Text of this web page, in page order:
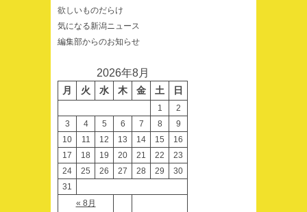
欲しいものだらけ
気になる新潟ニュース
編集部からのお知らせ
2026年8月
月 火 水 木 金 土 日
« 8月
1
2
3
4 5 6 7 8
9
10
11 12 13 14 15
16
17
18 19 20 21 22
23
24
25 26 27 28 29
30
31